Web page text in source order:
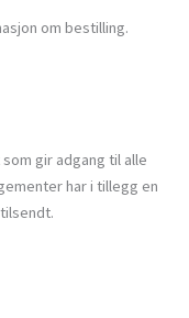
om bestilling.
gir adgang til alle
har i tillegg en